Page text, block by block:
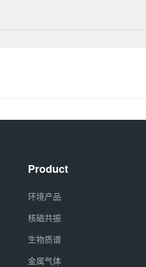
Product
环境产品
核磁共振
生物质谱
金属气体